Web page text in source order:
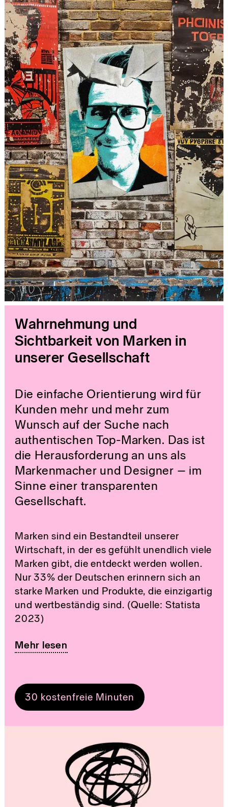
Wahrnehmung und
Sichtbarkeit von Marken in
unserer Gesellschaft
Die einfache Orientierung wird für
Kunden mehr und mehr zum
Wunsch auf der Suche nach
authentischen Top-Marken. Das ist
die Herausforderung an uns als
Markenmacher und Designer – im
Sinne einer transparenten
Gesellschaft.
Marken sind ein Bestandteil unserer
Wirtschaft, in der es gefühlt unendlich viele
Marken gibt, die entdeckt werden wollen.
Nur 33% der Deutschen erinnern sich an
starke Marken und Produkte, die einzigartig
und wertbeständig sind. (Quelle: Statista
2023)
Mehr lesen
30 kostenfreie Minuten